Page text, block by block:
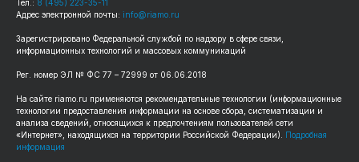
Тел.: 8 (495) 223-35-11
Адрес электронной почты: info@riamo.ru
Зарегистрировано Федеральной службой по надзору в сфере связи,
информационных технологий и массовых коммуникаций
Рег. номер ЭЛ № ФС 77 – 72999 от 06.06.2018
На сайте riamo.ru применяются рекомендательные технологии (информационные
технологии предоставления информации на основе сбора, систематизации и
анализа сведений, относящихся к предпочтениям пользователей сети
«Интернет», находящихся на территории Российской Федерации). Подробная
информация